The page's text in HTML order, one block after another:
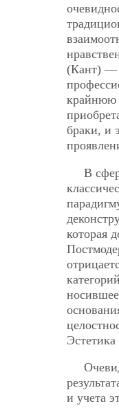
(Кант) —
крайнюю
браки, и
В
которая
Эстетика
и учета